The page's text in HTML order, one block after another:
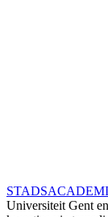
Universiteit Gent